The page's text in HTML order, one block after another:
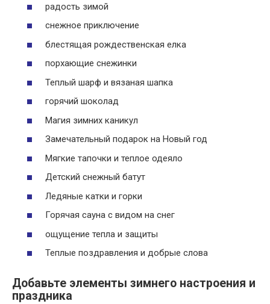
радость зимой
снежное приключение
блестящая рождественская елка
порхающие снежинки
Теплый шарф и вязаная шапка
горячий шоколад
Магия зимних каникул
Замечательный подарок на Новый год
Мягкие тапочки и теплое одеяло
Детский снежный батут
Ледяные катки и горки
Горячая сауна с видом на снег
ощущение тепла и защиты
Теплые поздравления и добрые слова
Добавьте элементы зимнего настроения и
праздника